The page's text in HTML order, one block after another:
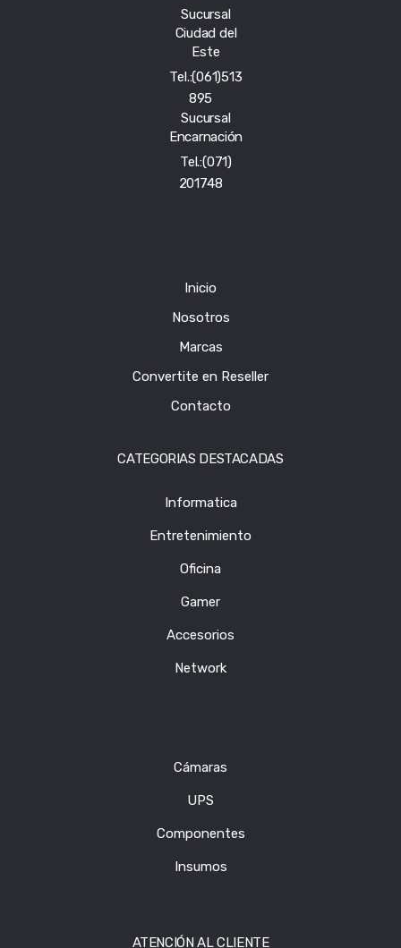
Sucursal
Ciudad del
Este
Tel.:(061)513
895
Sucursal
Encarnación
Tel.:(071)
201748
Inicio
Nosotros
Marcas
Convertite en Reseller
Contacto
CATEGORIAS DESTACADAS
Informatica
Entretenimiento
Oficina
Gamer
Accesorios
Network
Cámaras
UPS
Componentes
Insumos
ATENCIÓN AL CLIENTE